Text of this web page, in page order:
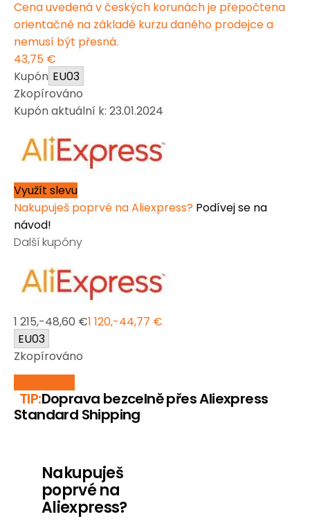
Cena uvedená v českých korunách je přepočtena
orientačně na základě kurzu daného prodejce a
nemusí být přesná.
43,75 €
Kupón EU03
Zkopírováno
Kupón aktuální k: 23.01.2024
Využít slevu
Nakupuješ poprvé na Aliexpress? Podívej se na
návod!
Další kupóny
1 215,-48,60 €1 120,-44,77 €
EU03
Zkopírováno
TIP:Doprava bezcelně přes Aliexpress
Standard Shipping
Nakupuješ
poprvé na
Aliexpress?